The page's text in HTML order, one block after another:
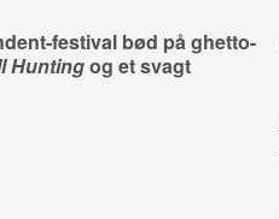
festival bød på ghetto-
Huntingog et svagt